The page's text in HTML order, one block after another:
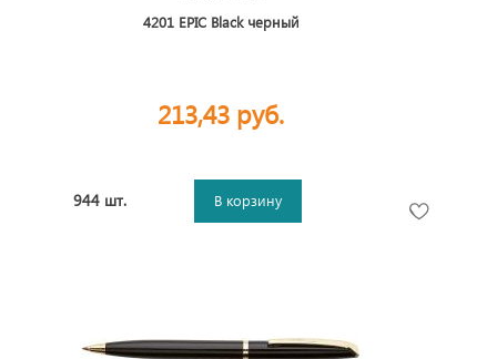
4201 EPIC Black черный
213,43 руб.
944 шт. В корзину